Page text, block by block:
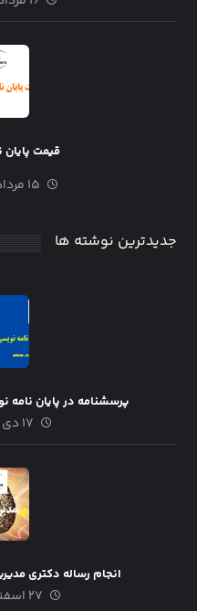
قیمت پایان
۱۵ مرداد ۱۴۰۵
جدیدترین نوشته ها
پرسشنامه در پایان نامه
۱۷ دی ۱۴۰۳
انجام رساله دکتری
۲۷ اسفند ۱۴۰۲